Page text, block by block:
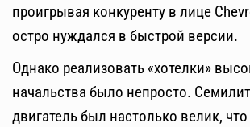
проигрывая конкуренту в лице
остро нуждался в быстрой версии.
Однако реализовать «хотелки»
начальства было непросто.
двигатель был настолько велик,